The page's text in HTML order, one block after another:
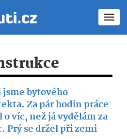
bytového
Za pár hodin práce
o víc, než já vydělám za
Prý se držel při zemi